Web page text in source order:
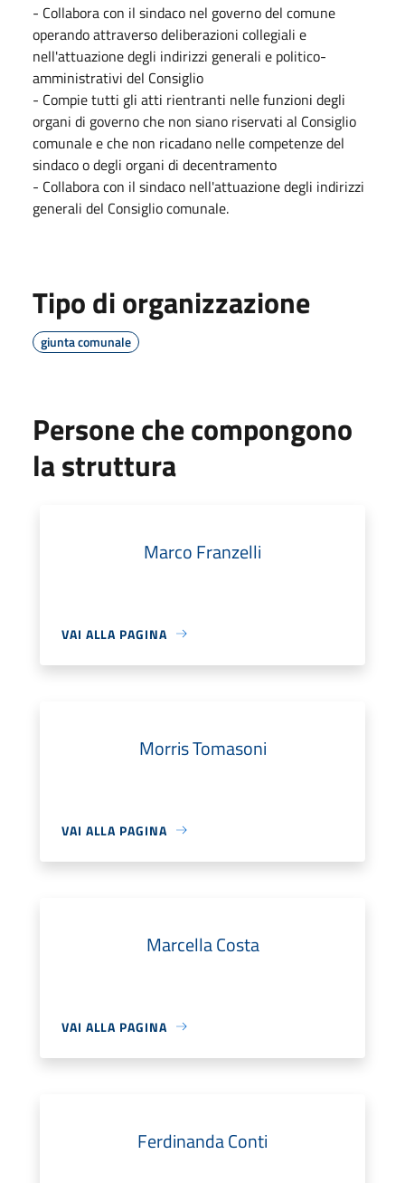
- Collabora con il sindaco nel governo del comune
operando attraverso deliberazioni collegiali e
nell'attuazione degli indirizzi generali e politico-
amministrativi del Consiglio
- Compie tutti gli atti rientranti nelle funzioni degli
organi di governo che non siano riservati al Consiglio
comunale e che non ricadano nelle competenze del
sindaco o degli organi di decentramento
- Collabora con il sindaco nell'attuazione degli indirizzi
generali del Consiglio comunale.
Tipo di organizzazione
giunta comunale
Persone che compongono
la struttura
Marco Franzelli
VAI ALLA PAGINA
Morris Tomasoni
VAI ALLA PAGINA
Marcella Costa
VAI ALLA PAGINA
Ferdinanda Conti